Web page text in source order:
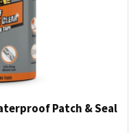
Patch & Seal